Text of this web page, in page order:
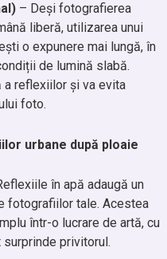
– Deși fotografierea
liberă, utilizarea unui
o expunere mai lungă, în
de lumină slabă.
a reflexiilor și va evita
foto.
urbane după ploaie
în apă adaugă un
fotografiilor tale. Acestea
într-o lucrare de artă, cu
privitorul.